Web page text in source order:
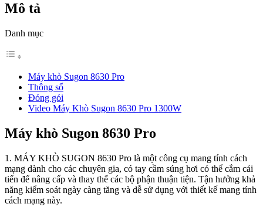
Mô tả
Danh mục
Máy khò Sugon 8630 Pro
Thông số
Đóng gói
Video Máy Khò Sugon 8630 Pro 1300W
Máy khò Sugon 8630 Pro
1. MÁY KHÒ SUGON 8630 Pro là một công cụ mang tính cách
mạng dành cho các chuyên gia, có tay cầm súng hơi có thể cắm cải
tiến để nâng cấp và thay thế các bộ phận thuận tiện. Tận hưởng khả
năng kiểm soát ngày càng tăng và dễ sử dụng với thiết kế mang tính
cách mạng này.